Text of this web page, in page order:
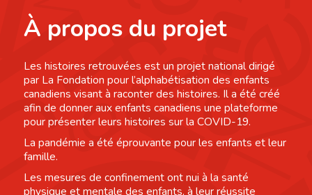
À propos du projet
Les histoires retrouvées est un projet national dirigé
par La Fondation pour l’alphabétisation des enfants
canadiens visant à raconter des histoires. Il a été créé
afin de donner aux enfants canadiens une plateforme
pour présenter leurs histoires sur la COVID-19.
La pandémie a été éprouvante pour les enfants et leur
famille.
Les mesures de confinement ont nui à la santé
physique et mentale des enfants, à leur réussite